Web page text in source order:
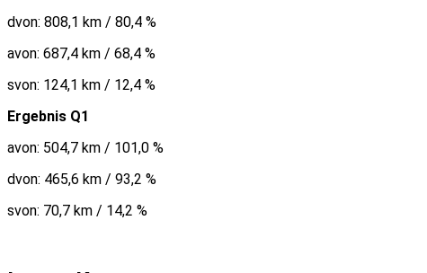
dvon: 808,1 km / 80,4 %
avon: 687,4 km / 68,4 %
svon: 124,1 km / 12,4 %
Ergebnis Q1
avon: 504,7 km / 101,0 %
dvon: 465,6 km / 93,2 %
svon: 70,7 km / 14,2 %